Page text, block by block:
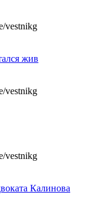
vestnikg
жив
vestnikg
vestnikg
Калинова